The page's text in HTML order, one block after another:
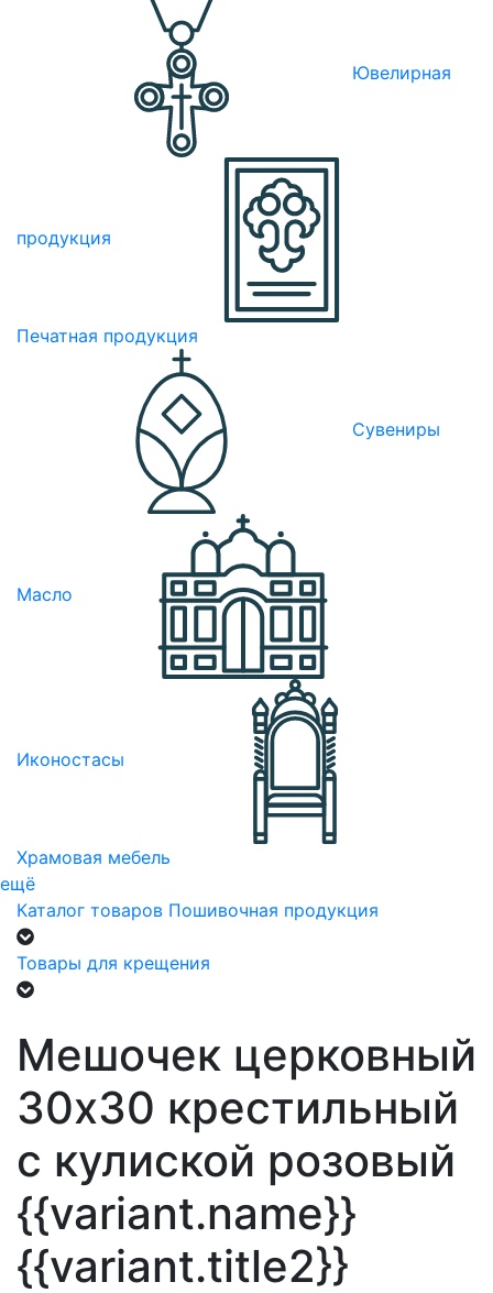
Ювелирная
продукция
Печатная продукция
Сувениры
Масло
Иконостасы
Храмовая мебель
ещё
Каталог товаров Пошивочная продукция
Товары для крещения
Мешочек церковный
30х30 крестильный
с кулиской розовый
{{variant.name}}
{{variant.title2}}